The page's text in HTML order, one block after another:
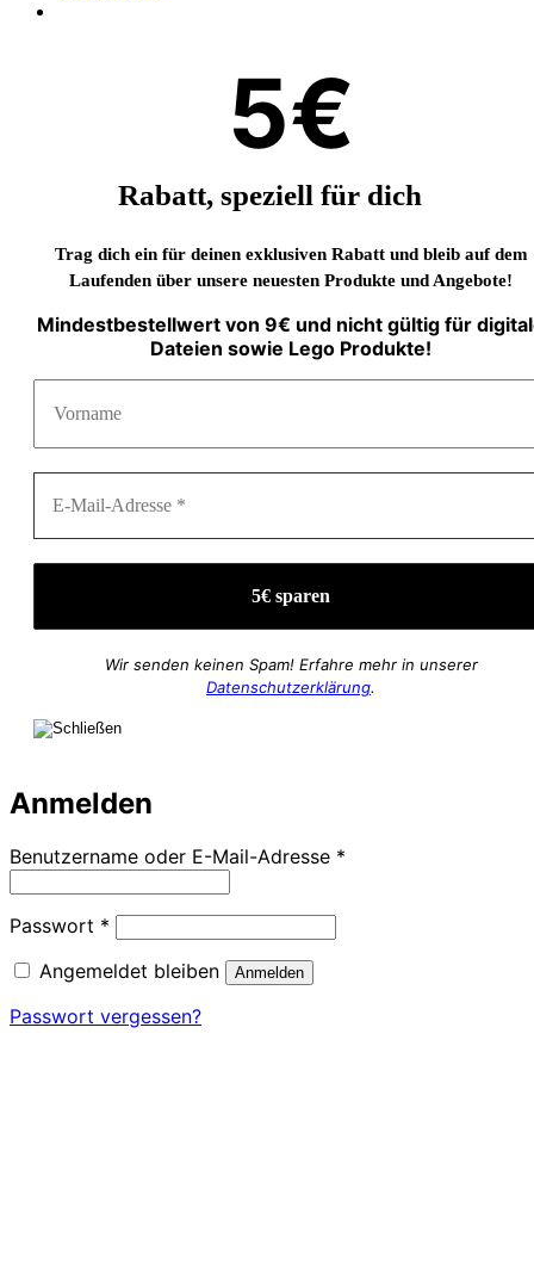
5€
Rabatt, speziell für dich
Trag dich ein für deinen exklusiven Rabatt und bleib auf dem
Laufenden über unsere neuesten Produkte und Angebote!
Mindestbestellwert von 9€ und nicht gültig für
Dateien sowie Lego Produkte!
Wir senden keinen Spam! Erfahre mehr in unserer
Datenschutzerklärung.
Anmelden
Benutzername oder E-Mail-Adresse *
Passwort * Erforderlich
Angemeldet bleiben
Anmelden
Passwort vergessen?